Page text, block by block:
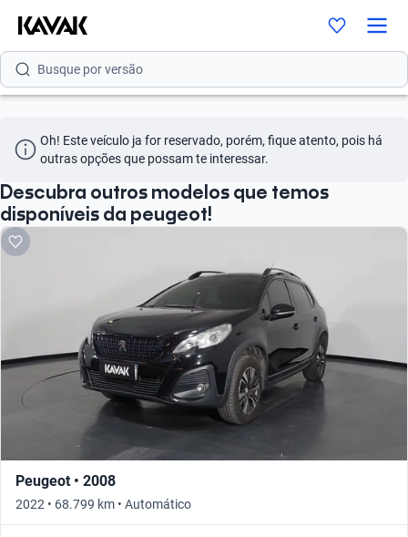
Busque por modelo
Busque por versão
Busque por marca
Busque por modelo
Busque por versão
Oh! Este veículo ja for reservado, porém, fique atento, pois há
outras opções que possam te interessar.
Descubra outros modelos que temos
disponíveis da peugeot!
Peugeot • 2008
2022 • 68.799 km • Automático